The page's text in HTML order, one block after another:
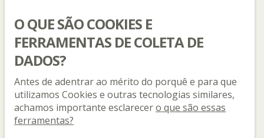
O QUE SÃO COOKIES E
FERRAMENTAS DE COLETA DE
DADOS?
Antes de adentrar ao mérito do porquê e para que
utilizamos Cookies e outras tecnologias similares,
achamos importante esclarecero que são essas
ferramentas?